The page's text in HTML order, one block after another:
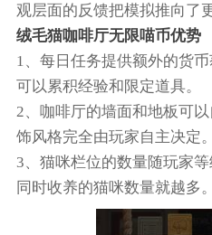
观层面的反馈把模拟推向了
绒毛猫咖啡厅无限喵币优势
1、每日任务提供额外的货
可以累积经验和限定道具。
2、咖啡厅的墙面和地板可
饰风格完全由玩家自主决定。
3、猫咪栏位的数量随玩家
同时收养的猫咪数量就越多。